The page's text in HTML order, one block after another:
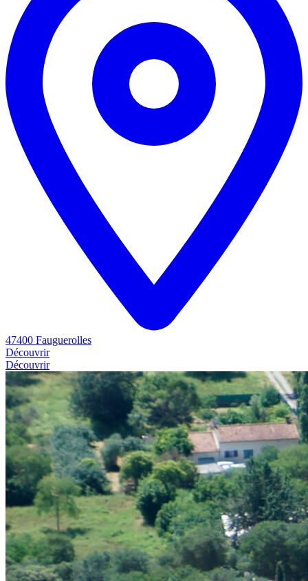
47400 Fauguerolles
Découvrir
Découvrir